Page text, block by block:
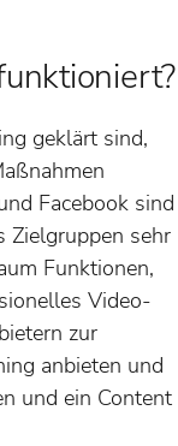
geklärt sind,
Facebook sind
Zielgruppen sehr
Funktionen,
Video-
zur
anbieten und
und ein Content